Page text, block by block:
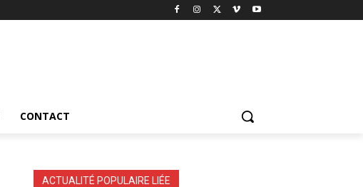
CONTACT
ACTUALITÉ POPULAIRE LIÉE